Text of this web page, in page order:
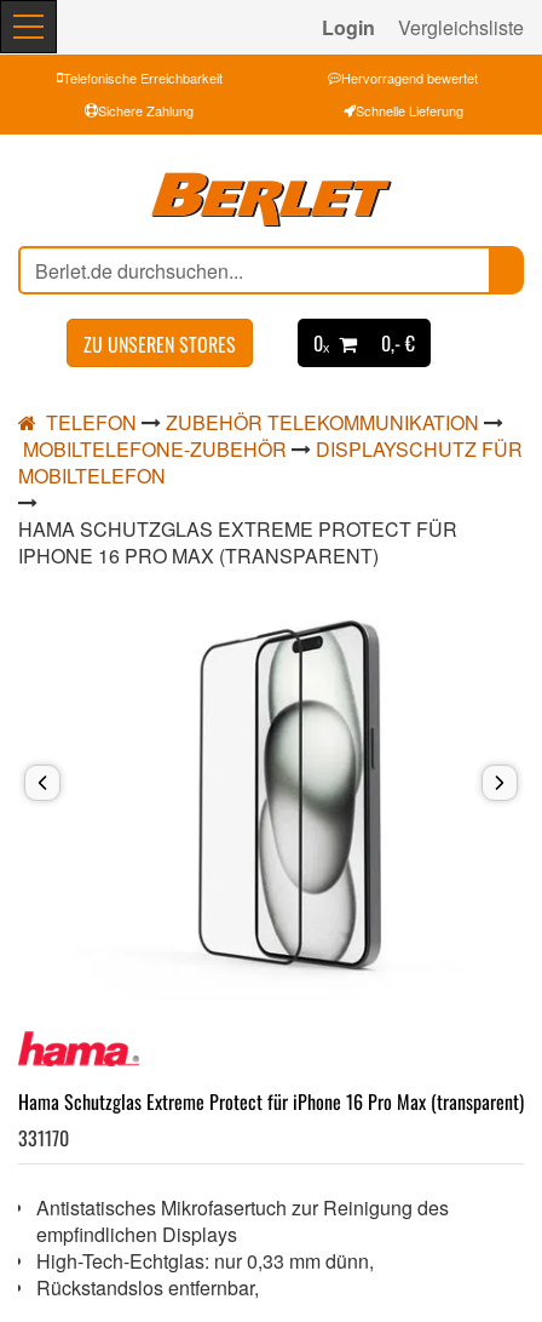
Login Vergleichsliste
Telefonische Erreichbarkeit
Hervorragend bewertet
Sichere Zahlung
Schnelle Lieferung
ZU UNSEREN STORES 0ₓ 0,- €
TELEFON
ZUBEHÖR TELEKOMMUNIKATION
MOBILTELEFONE-ZUBEHÖR
DISPLAYSCHUTZ FÜR
MOBILTELEFON
HAMA SCHUTZGLAS EXTREME PROTECT FÜR
IPHONE 16 PRO MAX (TRANSPARENT)
Hama Schutzglas Extreme Protect für iPhone 16 Pro Max (transparent)
331170
Antistatisches Mikrofasertuch zur Reinigung des
empfindlichen Displays
High-Tech-Echtglas: nur 0,33 mm dünn,
Rückstandslos entfernbar,